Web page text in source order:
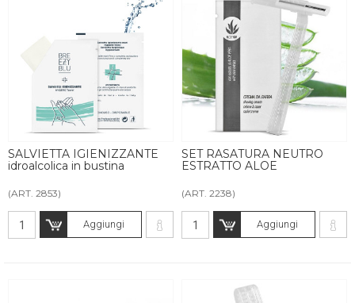
SALVIETTA IGIENIZZANTE
idroalcolica in bustina
(ART. 2853)
Aggiungi
SET RASATURA NEUTRO
ESTRATTO ALOE
(ART. 2238)
Aggiungi